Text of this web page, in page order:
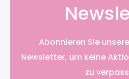
Abonnieren Sie
Newsletter, um keine
zu